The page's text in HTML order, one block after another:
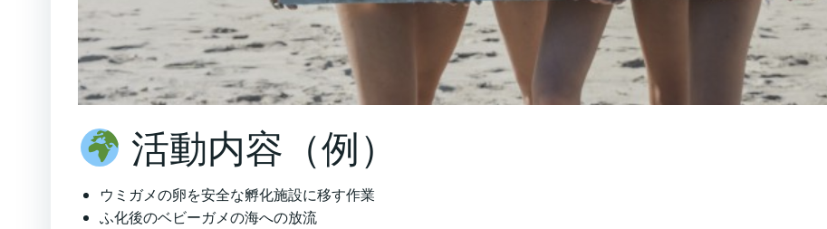
活動内容（例）
ウミガメの卵を安全な孵化施設に移す作業
ふ化後のベビーガメの海への放流